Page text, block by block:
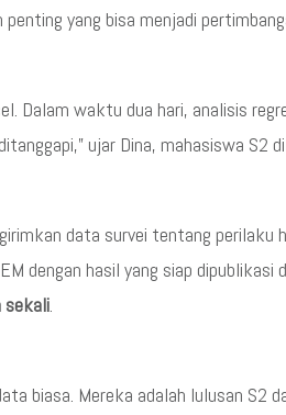
yang bisa menjadi
Dalam waktu dua hari, analisis
ujar Dina, mahasiswa S2
data survei tentang perilaku
dengan hasil yang siap dipublikasi
sekali.
biasa. Mereka adalah lulusan S2